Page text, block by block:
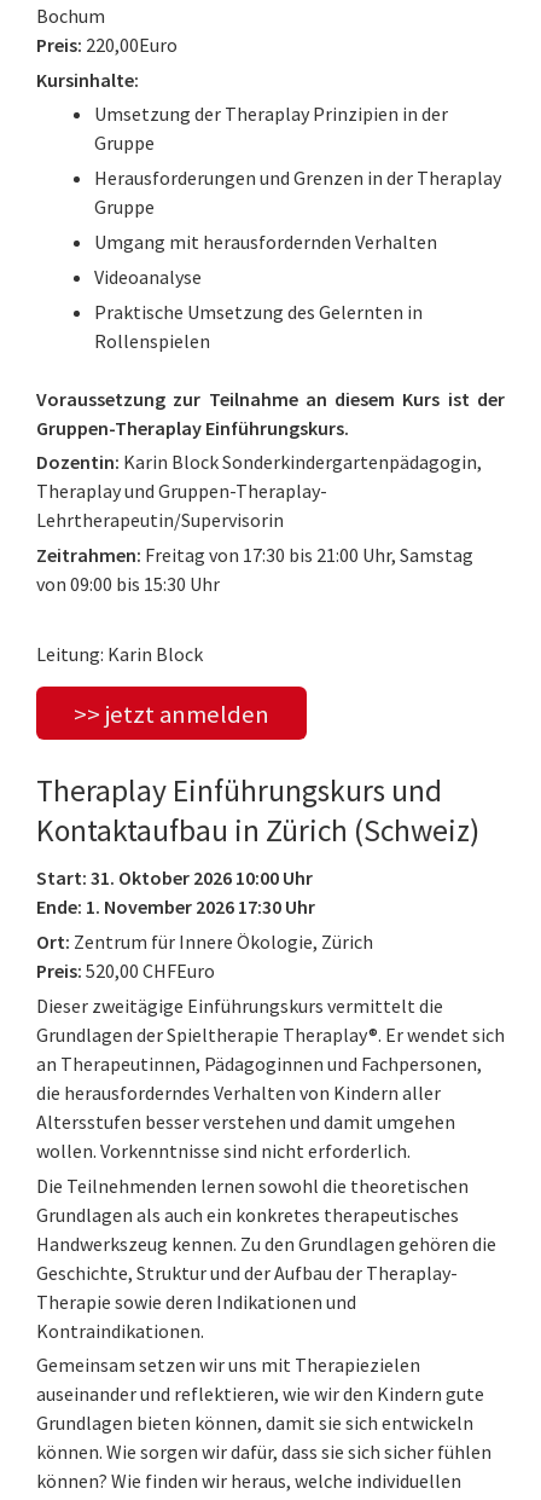
Bochum
Preis: 220,00Euro
Kursinhalte:
Umsetzung der Theraplay Prinzipien in der
Gruppe
Herausforderungen und Grenzen in der Theraplay
Gruppe
Umgang mit herausfordernden Verhalten
Videoanalyse
Praktische Umsetzung des Gelernten in
Rollenspielen
Voraussetzung zur Teilnahme an diesem Kurs ist der
Gruppen-Theraplay Einführungskurs.
Dozentin: Karin Block Sonderkindergartenpädagogin,
Theraplay und Gruppen-Theraplay-
Lehrtherapeutin/Supervisorin
Zeitrahmen: Freitag von 17:30 bis 21:00 Uhr, Samstag
von 09:00 bis 15:30 Uhr
Leitung: Karin Block
>> jetzt anmelden
Theraplay Einführungskurs und
Kontaktaufbau in Zürich (Schweiz)
Start: 31. Oktober 2026 10:00 Uhr
Ende: 1. November 2026 17:30 Uhr
Ort: Zentrum für Innere Ökologie, Zürich
Preis: 520,00 CHFEuro
Dieser zweitägige Einführungskurs vermittelt die
Grundlagen der Spieltherapie Theraplay®. Er wendet sich
an Therapeutinnen, Pädagoginnen und Fachpersonen,
die herausforderndes Verhalten von Kindern aller
Altersstufen besser verstehen und damit umgehen
wollen. Vorkenntnisse sind nicht erforderlich.
Die Teilnehmenden lernen sowohl die theoretischen
Grundlagen als auch ein konkretes therapeutisches
Handwerkszeug kennen. Zu den Grundlagen gehören die
Geschichte, Struktur und der Aufbau der Theraplay-
Therapie sowie deren Indikationen und
Kontraindikationen.
Gemeinsam setzen wir uns mit Therapiezielen
auseinander und reflektieren, wie wir den Kindern gute
Grundlagen bieten können, damit sie sich entwickeln
können. Wie sorgen wir dafür, dass sie sich sicher fühlen
können? Wie finden wir heraus, welche individuellen